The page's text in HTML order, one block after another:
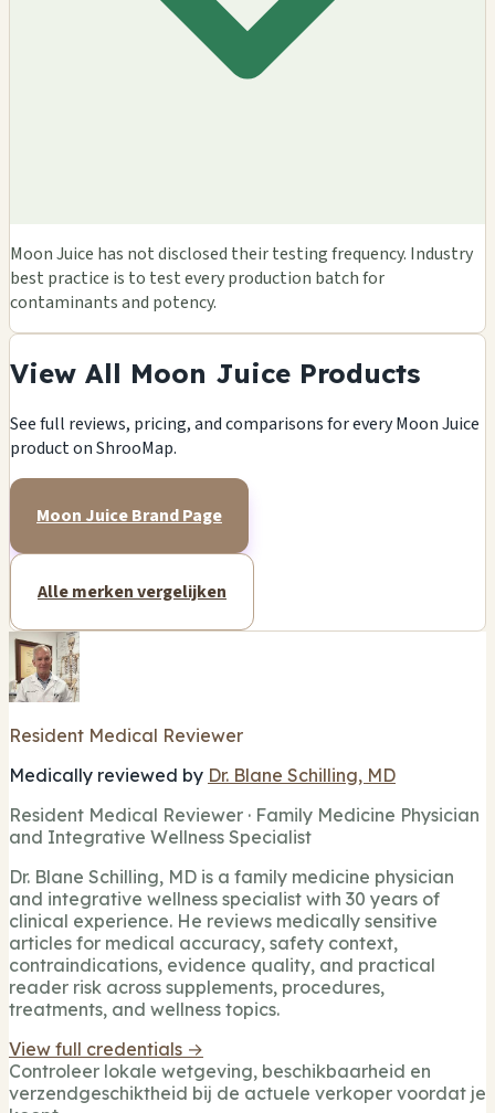
Moon Juice has not disclosed their testing frequency. Industry
best practice is to test every production batch for
contaminants and potency.
View All Moon Juice Products
See full reviews, pricing, and comparisons for every Moon Juice
product on ShrooMap.
Moon Juice Brand Page
Alle merken vergelijken
Resident Medical Reviewer
Medically reviewed by Dr. Blane Schilling, MD
Resident Medical Reviewer · Family Medicine Physician
and Integrative Wellness Specialist
Dr. Blane Schilling, MD is a family medicine physician
and integrative wellness specialist with 30 years of
clinical experience. He reviews medically sensitive
articles for medical accuracy, safety context,
contraindications, evidence quality, and practical
reader risk across supplements, procedures,
treatments, and wellness topics.
View full credentials →
Controleer lokale wetgeving, beschikbaarheid en
verzendgeschiktheid bij de actuele verkoper voordat je